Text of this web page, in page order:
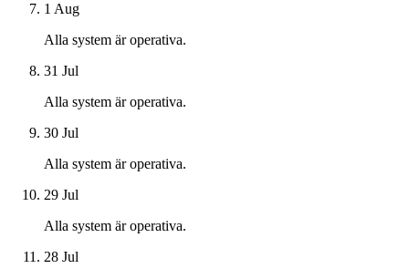
1 Aug
Alla system är operativa.
31 Jul
Alla system är operativa.
30 Jul
Alla system är operativa.
29 Jul
Alla system är operativa.
28 Jul